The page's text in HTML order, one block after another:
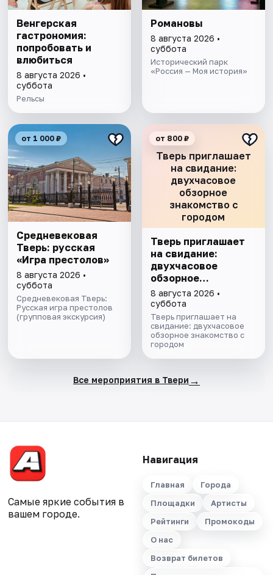
Венгерская
гастрономия:
попробовать и
влюбиться
8 августа 2026 •
суббота
Рельсы
Романовы
8 августа 2026 •
суббота
Исторический парк
«Россия — Моя история»
от 1 000 ₽
Средневековая
Тверь: русская
«Игра престолов»
8 августа 2026 •
суббота
Средневековая Тверь:
Русская игра престолов
(групповая экскурсия)
Тверь приглашает
на свидание:
двухчасовое
обзорное
знакомство с
городом
от 800 ₽
Тверь приглашает
на свидание:
двухчасовое
обзорное
знакомство с
городом
8 августа 2026 •
суббота
Тверь приглашает на
свидание: двухчасовое
обзорное знакомство с
городом
Все мероприятия в Твери →
Самые яркие события в
вашем городе.
Навигация
Главная
Города
Площадки
Артисты
Рейтинги
Промокоды
О нас
Возврат билетов